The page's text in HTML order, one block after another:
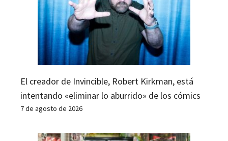
El creador de Invincible, Robert Kirkman, está
intentando «eliminar lo aburrido» de los cómics
7 de agosto de 2026